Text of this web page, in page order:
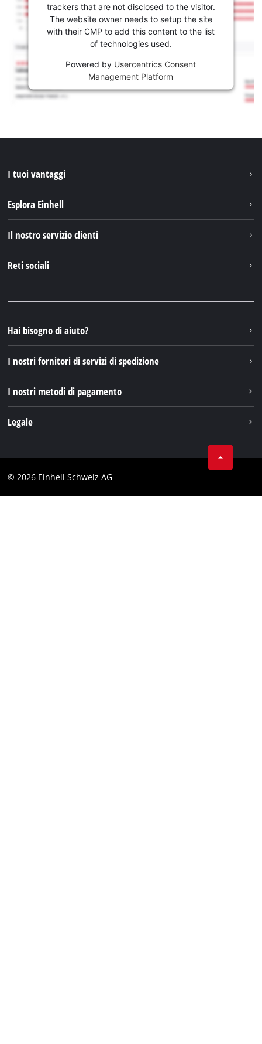
trackers that are not disclosed to the visitor.
The website owner needs to setup the site
with their CMP to add this content to the list
of technologies used.
Powered by Usercentrics Consent
Management Platform
I tuoi vantaggi
Esplora Einhell
Einhell Germany AG
Il nostro servizio clienti
Reti sociali
Instagram
TikTok
Pinterest
Hai bisogno di aiuto?
I nostri fornitori di servizi di spedizione
I nostri metodi di pagamento
Legale
Testata
© 2026 Einhell Schweiz AG